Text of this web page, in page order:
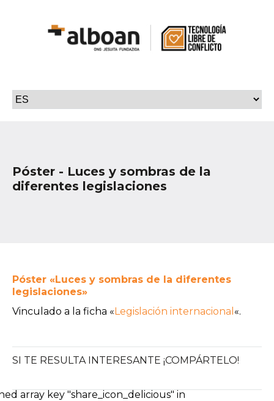
Póster - Luces y sombras de la
diferentes legislaciones
Póster «Luces y sombras de la diferentes
legislaciones»
Vinculado a la ficha «Legislación internacional «.
SI TE RESULTA INTERESANTE ¡COMPÁRTELO!
array key "share_icon_delicious" in